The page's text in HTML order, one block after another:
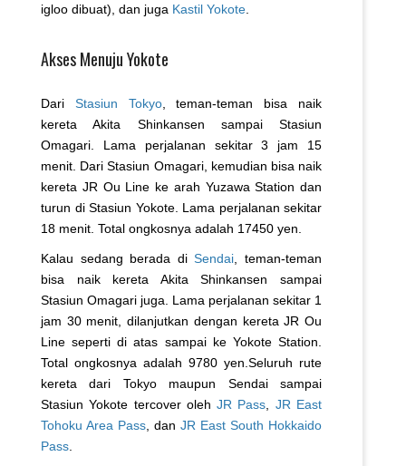
igloo dibuat), dan juga Kastil Yokote
Akses Menuju Yokote
Dari Stasiun Tokyo, teman-teman bisa naik
kereta Akita Shinkansen sampai Stasiun
Omagari. Lama perjalanan sekitar 3 jam 15
menit. Dari Stasiun Omagari, kemudian bisa naik
kereta JR Ou Line ke arah Yuzawa Station dan
turun di Stasiun Yokote. Lama perjalanan sekitar
18 menit. Total ongkosnya adalah 17450 yen.
Kalau sedang berada diSendai , teman-teman
bisa naik kereta Akita Shinkansen sampai
Stasiun Omagari juga. Lama perjalanan sekitar 1
jam 30 menit, dilanjutkan dengan kereta JR Ou
Line seperti di atas sampai ke Yokote Station.
Total ongkosnya adalah 9780 yen.Seluruh rute
kereta dari Tokyo maupun Sendai sampai
Stasiun Yokote tercover olehJR Pass
JR East
Tohoku Area Pass , dan JR East South Hokkaido
Pass